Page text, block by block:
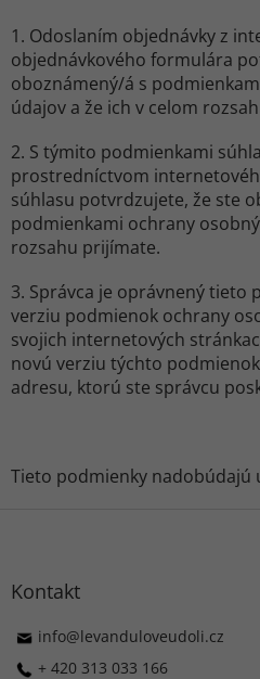
1. Odoslaním objednávky z
objednávkového formulára
oboznámený/á s
údajov a že ich v celom
2. S týmito podmienkami
prostredníctvom
súhlasu potvrdzujete, že ste
podmienkami ochrany
rozsahu prijímate.
3. Správca je oprávnený tieto
verziu podmienok ochrany
svojich internetových
novú verziu týchto
adresu, ktorú ste správcu
Tieto podmienky nadobúdajú
Kontakt
info@levanduloveudoli.cz
+ 420 313 033 166